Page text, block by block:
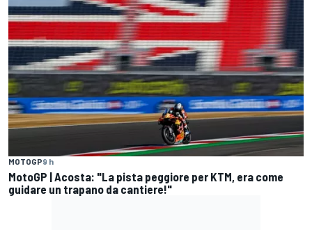
MOTOGP9 h
MotoGP | Acosta: "La pista peggiore per KTM, era come
guidare un trapano da cantiere!"